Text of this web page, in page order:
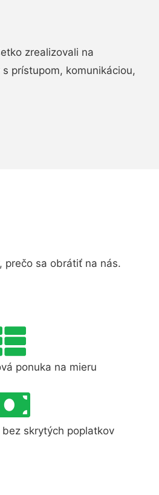
zrealizovali na
prístupom, komunikáciou,
prečo sa obrátiť na nás.
ponuka na mieru
skrytých poplatkov